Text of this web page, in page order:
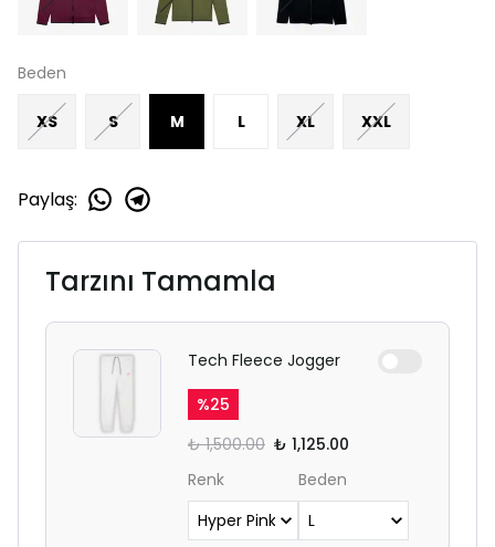
Beden
XS S M L XL XXL
Paylaş:
Tarzını Tamamla
Tech Fleece Jogger
%25
₺ 1,500.00 ₺ 1,125.00
Renk
Beden